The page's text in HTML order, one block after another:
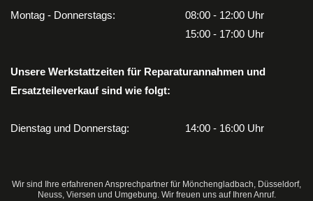
Montag - Donnerstags:
08:00 - 12:00 Uhr
15:00 - 17:00 Uhr
Unsere Werkstattzeiten für Reparaturannahmen und
Ersatzteileverkauf sind wie folgt:
Dienstag und Donnerstag: 14:00 - 16:00 Uhr
Wir sind Ihre erfahrenen Ansprechpartner für Mönchengladbach, Düsseldorf,
Neuss, Viersen und Umgebung. Wir freuen uns auf Ihren Anruf.